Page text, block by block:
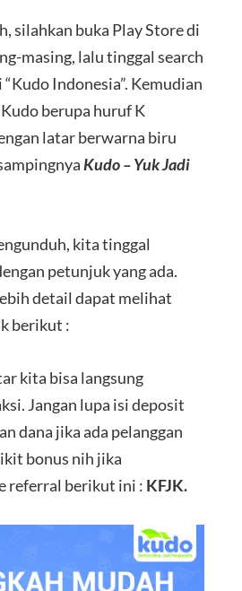
silahkan buka Play Store di
masing, lalu tinggal search
Indonesia”. Kemudian
berupa huruf K
latar berwarna biru
Kudo – Yuk Jadi
kita tinggal
petunjuk yang ada.
detail dapat melihat
berikut :
kita bisa langsung
Jangan lupa isi deposit
dana jika ada pelanggan
bonus nih jika
referral berikut ini : KFJK.